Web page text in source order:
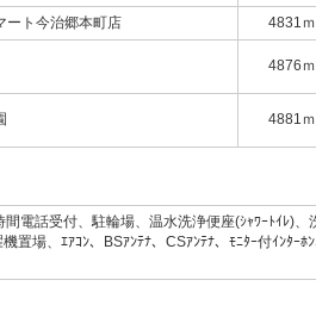
ート今治郷本町店 4831ｍ
4876ｍ
4881ｍ
電話受付、駐輪場、温水洗浄便座(ｼｬﾜｰﾄｲﾚ)
置場、ｴｱｺﾝ、BSｱﾝﾃﾅ、CSｱﾝﾃﾅ、ﾓﾆﾀｰ付ｲﾝﾀ